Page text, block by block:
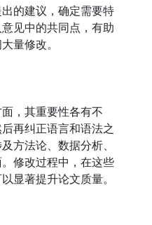
的建议，确定需要特
见中的共同点，有助
量修改。
，其重要性各有不
再纠正语言和语法之
方法论、数据分析、
修改过程中，在这些
显著提升论文质量。